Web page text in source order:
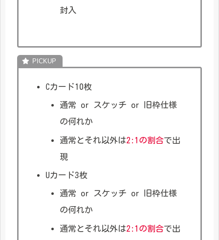
封入
Cカード10枚
通常 or スケッチ or 旧枠仕様
の何れか
通常とそれ以外は2:1の割合で出
現
Uカード3枚
通常 or スケッチ or 旧枠仕様
の何れか
通常とそれ以外は2:1の割合で出